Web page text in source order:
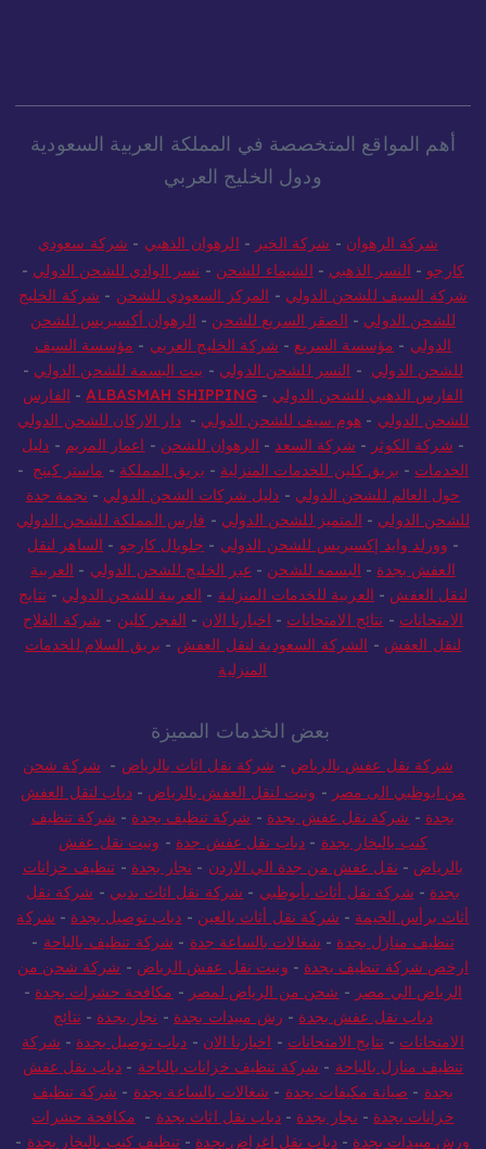
أهم المواقع المتخصصة في المملكة العربية السعودية
شركة الرهوان شركة الخير- الرهوان الذهبي-
شركة سعودي
كارجو -النسر الذهبي -الشيماء للشحن-نسر الوادي للشحن الدولي-
شركة السيف للشحن الدولي -المركز السعودي للشحن-شركة الخليج
للشحن الدولي-الصقر السريع للشحن- الرهوان أكسبريس للشحن
الدولي- مؤسسة السريع-شركة الخليج العربي -مؤسسة السيف
للشحن الدولي
-النسر للشحن الدولي-بيت البسمة للشحن الدولي-
الفارس الذهبي للشحن الدولي-
ALBASMAH SHIPPING
-الفارس
للشحن الدولي-هوم سيف للشحن الدولي-دار الاركان للشحن الدولي
-شركة الكوثر -شركة السعد-الرهوان للشحن-اعمار المريم -دليل
الخدمات-بريق كلين للخدمات المنزلية-بريق المملكة- ماستر كينج-
حول العالم للشحن الدولي-دليل شركات الشحن الدولي -نجمة جدة
للشحن الدولي -المتميز للشحن الدولي - فارس المملكة للشحن الدولي
-وورلد وايد إكسبريس للشحن الدولي-جلوبال كارجو-الساهر لنقل
العفش بجدة -البسمه للشحن -عبر الخليج للشحن الدولي -العربية
لنقل العفش-العربية للخدمات المنزلية- العربية للشحن الدولي -نتايج
الامتحانات- نتائج الامتحانات- اخبارنا الان-الفجر كلين-شركة الفلاح
الشركة السعودية لنقل العفش
بعض الخدمات المميزة
شركة نقل عفش بالرياض -شركة نقل اثاث بالرياض -
شركة شحن
من ابوظبي الى مصر-ونيت لنقل العفش بالرياض- دباب لنقل العفش
بجدة- شركة نقل عفش بجدة- شركة تنظيف بجدة-شركة تنظيف
كنب بالبخار بجدة - دباب نقل عفش جدة- ونيت نقل عفش
بالرياض -نقل عفش من جدة الي الاردن-نجار بجدة-
تنظيف خزانات
بجدة-شركة نقل أثاث بأبوظبي-شركة نقل اثاث بدبي -شركة نقل
أثاث برأس الخيمة-شركة نقل أثاث بالعين-دباب توصيل بجدة-شركة
تنظيف منازل بجدة -شغالات بالساعة جدة - شركة تنظيف بالباحة -
ارخص شركة تنظيف بجدة -ونيت نقل عفش الرياض- شركة شحن من
الرياض الي مصر- شحن من الرياض لمصر- مكافحة حشرات بجدة
دباب نقل عفش بجدة- رش مبيدات بجدة- نجار بجدة-نتائج
الامتحانات- نتايج الامتحانات-اخبارنا الان-دباب توصيل بجدة-
شركة
تنظيف منازل بالباحة- شركة تنظيف خزانات بالباحة- دباب نقل عفش
بجدة- صيانة مكيفات بجدة -شغالات بالساعة بجدة-شركة تنظيف
خزانات بجدة-نجار بجدة- دباب نقل اثاث بجدة- مكافحة حشرات